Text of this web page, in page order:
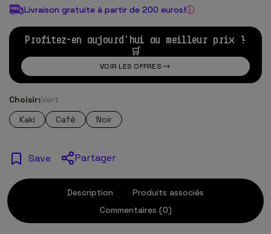
Livraison gratuite à partir de 200 euros!
Profitez-en aujourd'hui au meilleur prix !
🛒
VOIR LES OFFRES
Choisir:Vert
Kaki
Café Noir
Save Partager
Description
Produits associés
Commentaires (0)